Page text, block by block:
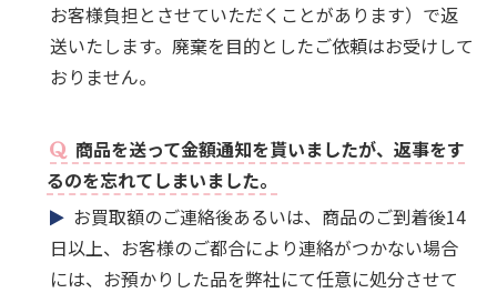
お客様負担とさせていただくことがあります）で返
送いたします。廃棄を目的としたご依頼はお受けして
おりません。
商品を送って金額通知を貰いましたが、返事をす
るのを忘れてしまいました。
お買取額のご連絡後あるいは、商品のご到着後14
日以上、お客様のご都合により連絡がつかない場合
には、お預かりした品を弊社にて任意に処分させて